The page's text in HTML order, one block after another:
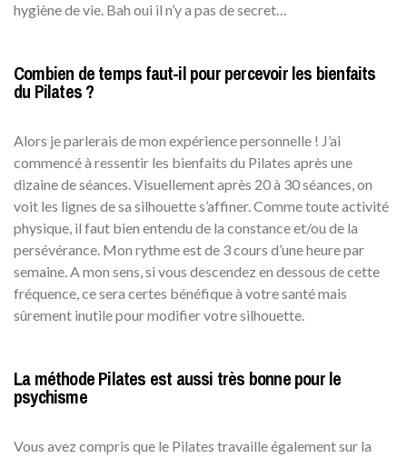
hygiène de vie. Bah oui il n’y a pas de secret…
Combien de temps faut-il pour percevoir les bienfaits
du Pilates ?
Alors je parlerais de mon expérience personnelle ! J’ai
commencé à ressentir les bienfaits du Pilates après une
dizaine de séances. Visuellement après 20 à 30 séances, on
voit les lignes de sa silhouette s’affiner. Comme toute activité
physique, il faut bien entendu de la constance et/ou de la
persévérance. Mon rythme est de 3 cours d’une heure par
semaine. A mon sens, si vous descendez en dessous de cette
fréquence, ce sera certes bénéfique à votre santé mais
sûrement inutile pour modifier votre silhouette.
La méthode Pilates est aussi très bonne pour le
psychisme
Vous avez compris que le Pilates travaille également sur la